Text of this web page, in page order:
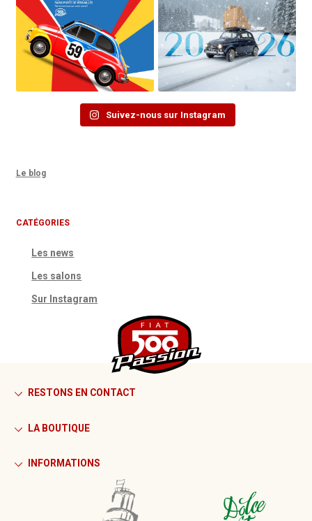
Suivez-nous sur Instagram
Le blog
CATÉGORIES
Les news
Les salons
Sur Instagram
RESTONS EN CONTACT
LA BOUTIQUE
INFORMATIONS